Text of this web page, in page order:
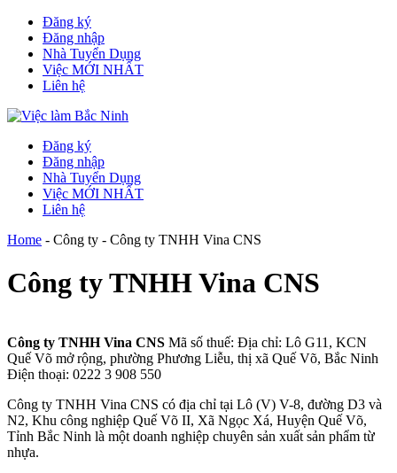
Đăng ký
Đăng nhập
Nhà Tuyển Dụng
Việc MỚI NHẤT
Liên hệ
Đăng ký
Đăng nhập
Nhà Tuyển Dụng
Việc MỚI NHẤT
Liên hệ
Home - Công ty - Công ty TNHH Vina CNS
Công ty TNHH Vina CNS
Công ty TNHH Vina CNS Mã số thuế: Địa chỉ: Lô G11, KCN
Quế Võ mở rộng, phường Phương Liễu, thị xã Quế Võ, Bắc Ninh
Điện thoại: 0222 3 908 550
Công ty TNHH Vina CNS có địa chỉ tại Lô (V) V-8, đường D3 và
N2, Khu công nghiệp Quế Võ II, Xã Ngọc Xá, Huyện Quế Võ,
Tỉnh Bắc Ninh là một doanh nghiệp chuyên sản xuất sản phẩm từ
nhựa.